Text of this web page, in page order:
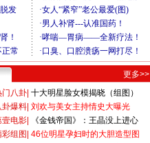
更多>>
门八卦 十大明星脸女模揭晓（组图）
卦爆料 刘欢与美女主持情史大曝光
壹电影
《金钱帝国》：王晶没上进心
彩组图 46位明星孕妇时的大胆造型图